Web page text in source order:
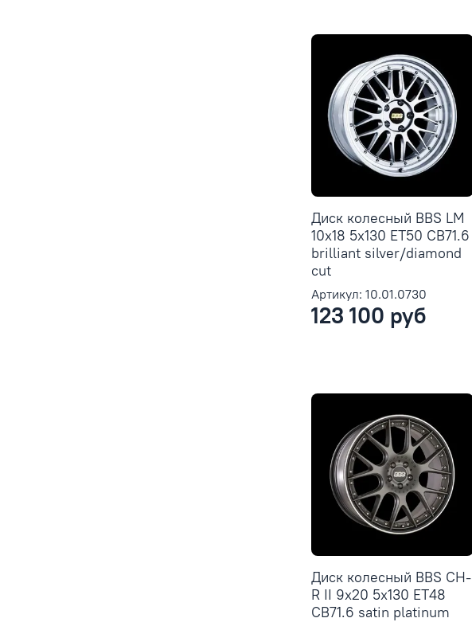
Диск колесный BBS LM
10x18 5x130 ET50 CB71.6
brilliant silver/diamond
cut
Артикул: 10.01.0730
123 100 руб
Диск колесный BBS CH-
R II 9x20 5x130 ET48
CB71.6 satin platinum